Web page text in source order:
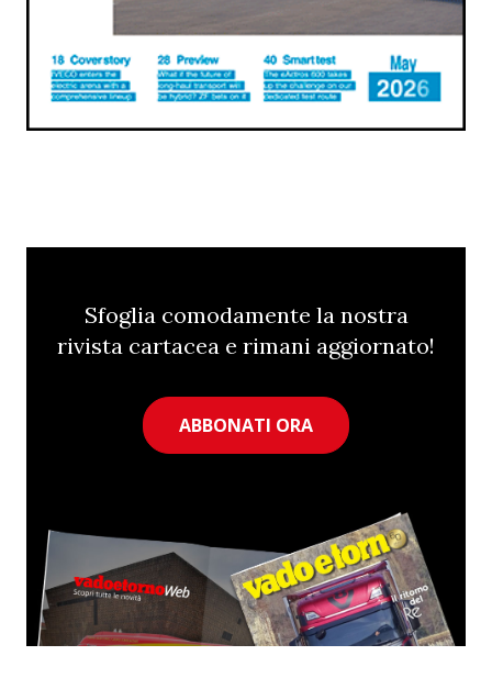
Sfoglia comodamente la nostra
rivista cartacea e rimani aggiornato!
ABBONATI ORA